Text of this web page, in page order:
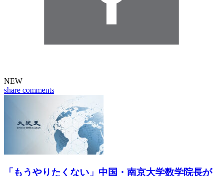
NEW
share comments
「もうやりたくない」中国・南京大学数学院長が